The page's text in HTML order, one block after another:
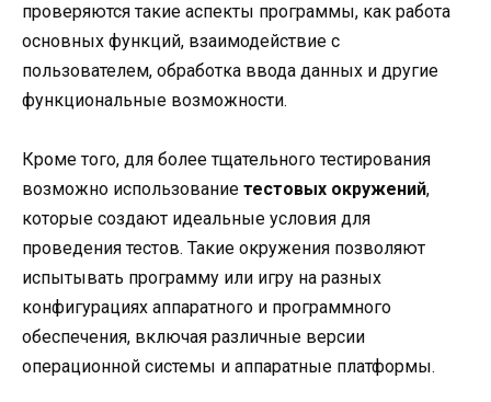
проверяются такие аспекты программы, как работа
основных функций, взаимодействие с
пользователем, обработка ввода данных и другие
функциональные возможности.
Кроме того, для более тщательного тестирования
возможно использование тестовых окружений,
которые создают идеальные условия для
проведения тестов. Такие окружения позволяют
испытывать программу или игру на разных
конфигурациях аппаратного и программного
обеспечения, включая различные версии
операционной системы и аппаратные платформы.